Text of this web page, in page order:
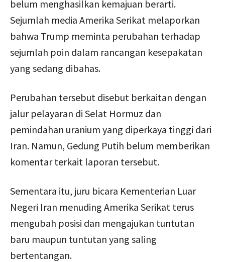
belum menghasilkan kemajuan berarti.
Sejumlah media Amerika Serikat melaporkan
bahwa Trump meminta perubahan terhadap
sejumlah poin dalam rancangan kesepakatan
yang sedang dibahas.
Perubahan tersebut disebut berkaitan dengan
jalur pelayaran di Selat Hormuz dan
pemindahan uranium yang diperkaya tinggi dari
Iran. Namun, Gedung Putih belum memberikan
komentar terkait laporan tersebut.
Sementara itu, juru bicara Kementerian Luar
Negeri Iran menuding Amerika Serikat terus
mengubah posisi dan mengajukan tuntutan
baru maupun tuntutan yang saling
bertentangan.